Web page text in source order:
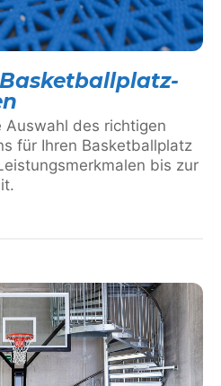
Auswahl des richtigen
für Ihren Basketballplatz
bis zur